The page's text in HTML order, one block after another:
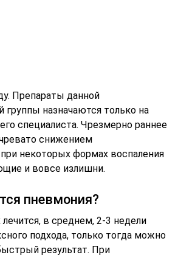
Препараты данной
группы назначаются только на
специалиста. Чрезмерно раннее
снижением
некоторых формах воспаления
и вовсе излишни.
пневмония?
лечится, в среднем, 2-3 недели
подхода, только тогда можно
результат. При